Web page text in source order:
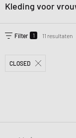
Kleding voor
Filter 1 11 resultaten
CLOSED